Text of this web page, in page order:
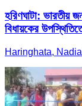
হরিণঘাটা: ভারতীয়
বিধায়কের
Haringhata,